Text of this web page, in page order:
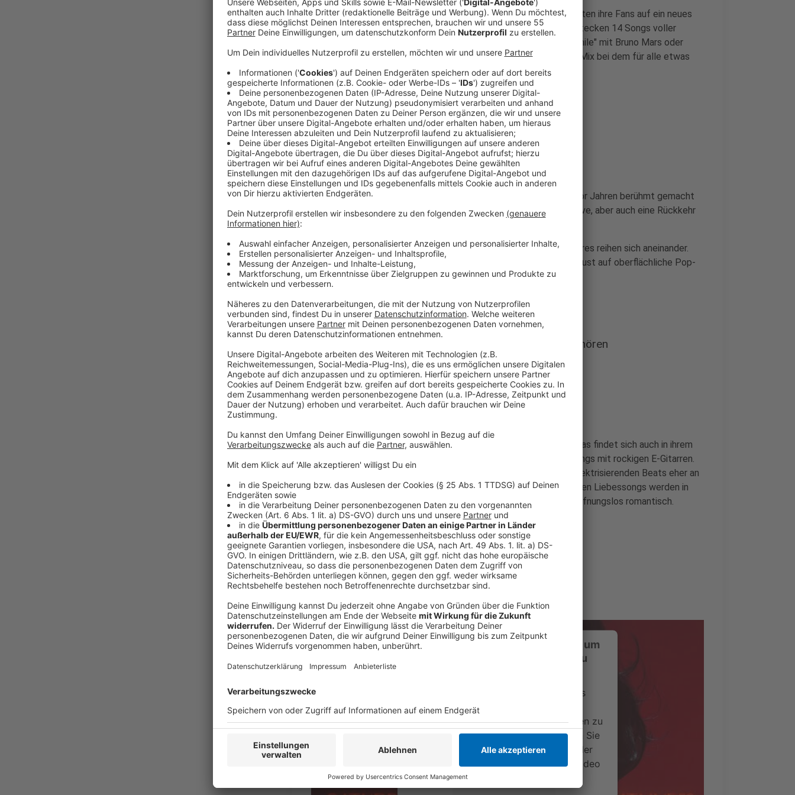
Lady Gagas neues Studioalbum ist draußen. Fünf Jahre lang mussten ihre Fans auf ein neues
Album warten. Jetzt ist es so weit. Im neuen Album "MAYHEM" stecken 14 Songs voller
Abwechslung. Das Album besteht aus Welthits wie "Die with a Smile" mit Bruno Mars oder
"Abracadabra". Abgesehen davon, ist es ein abwechslungsreicher Mix bei dem für alle etwas
passendes dabei ist.
Anzeige
So klingt "MAYHEM"
Anzeige
Mit dem Album "MAYHEM“ erfindet Lady Gaga den Pop, der sie vor Jahren berühmt gemacht
hat, wieder neu. Es ist eine frische und furchtlose neue Perspektive, aber auch eine Rückkehr
Durcheinander gewürfelte Songs mit unterschiedlichen Musikgenres reihen sich aneinander.
Doch oftmals bleibt eine tiefgründige Message aus. Für alle die Lust auf oberflächliche Pop-
Musik haben, ist es aber genau das Richtige.
Anzeige
Hier könnt ihr euch das neue Album von Lady Gaga anhören
Anzeige
Anzeige
Der Albumname "MAYHEM" bedeutet auf Deutsch "Chaos". Und das findet sich auch in ihrem
Album wieder. Unter anderem mit "Garden of Eden" findet man Songs mit rockigen E-Gitarren.
Songs wie "Vanish Into You" und "Zombieboy" erinnern mit ihren elektrisierenden Beats eher an
Disco-Musik aus den 90er Jahren. Aber auch Fans von romantischen Liebessongs werden in
"Mayhem" fündig. "Blade of Grass" oder "Die with a Smile" sind hoffnungslos romantisch.
Anzeige
Die Single "Abracadbra" von Lady Gaga
Anzeige
Wir benötigen Ihre Zustimmung, um
den YouTube Video-Service zu
Wir verwenden einen Service eines
Drittanbieters, um Videoinhalte
einzubetten. Dieser Service kann Daten zu
Ihren Aktivitäten sammeln. Bitte lesen Sie
die Details durch und stimmen Sie der
Nutzung des Service zu, um dieses Video